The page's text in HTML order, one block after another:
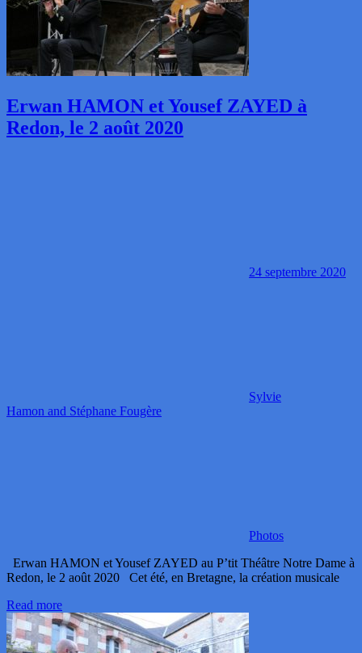
Erwan HAMON et Yousef ZAYED à
Redon, le 2 août 2020
24 septembre 2020
Sylvie
Hamon and Stéphane Fougère
Photos
Erwan HAMON et Yousef ZAYED au P’tit Théâtre Notre Dame à
Redon, le 2 août 2020 Cet été, en Bretagne, la création musicale
Read more